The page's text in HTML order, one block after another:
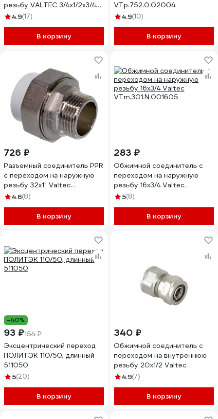
резьбу VALTEC 3/4х1/2х3/4
вн.-нар.-нар
4.9(17)
В корзину
VTp.752.0.02004
4.9(10)
В корзину
726 ₽
Разъемный соединитель PPR
с переходом на наружную
резьбу 32х1" Valtec
VTp.761.0.03206
4.6(8)
В корзину
283 ₽
Обжимной соединитель с
переходом на наружную
резьбу 16х3/4 Valtec
VTm.301.N.001605
5(8)
В корзину
-40%
93 ₽154 ₽
Эксцентрический переход
ПОЛИТЭК 110/50, длинный
511050
5(20)
В корзину
340 ₽
Обжимной соединитель с
переходом на внутреннюю
резьбу 20х1/2 Valtec
VTm.302.N.002004
4.9(7)
В корзину